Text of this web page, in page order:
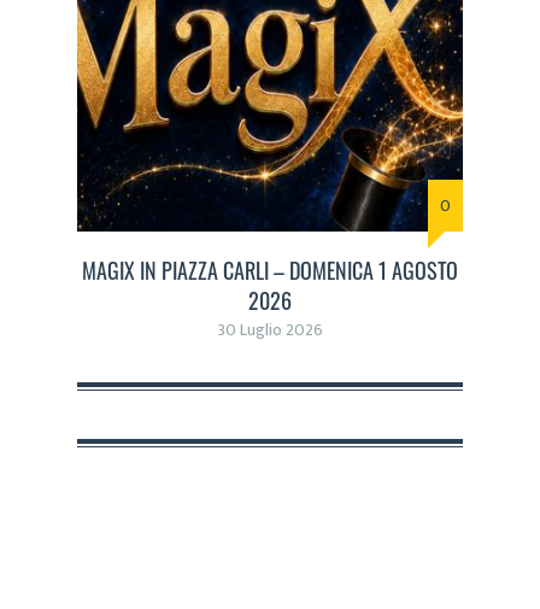
0
MAGIX IN PIAZZA CARLI – DOMENICA 1 AGOSTO
2026
30 Luglio 2026